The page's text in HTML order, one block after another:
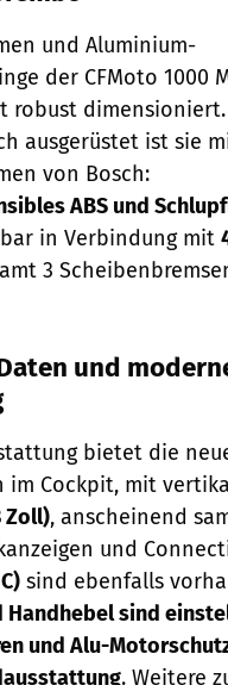
und Aluminium-
der CFMoto 1000
robust dimensioniert.
ausgerüstet ist sie
von Bosch:
ABS und
in Verbindung mit
3
und
bietet die
im Cockpit, mit
Zoll), anscheinend
und
sind ebenfalls
Handhebel sind
und Alu-
. Weitere